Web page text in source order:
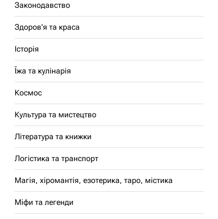
Законодавство
Здоров'я та краса
Історія
Їжа та кулінарія
Космос
Культура та мистецтво
Література та книжки
Логістика та транспорт
Магія, хіромантія, езотерика, таро, містика
Міфи та легенди